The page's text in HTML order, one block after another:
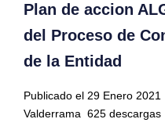
Plan de accion
del Proceso de
de la Entidad
Publicado el 29 Enero 2021
Valderrama 625 descargas